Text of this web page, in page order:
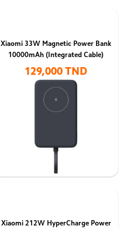
Xiaomi 33W Magnetic Power Bank
10000mAh (Integrated Cable)
129,000 TND
Xiaomi 212W HyperCharge Power